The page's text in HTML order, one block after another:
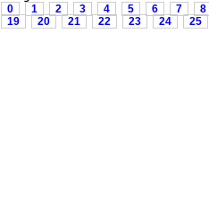
0
1 2 3 4 5 6 7
8
19
20 21 22 23 24 25